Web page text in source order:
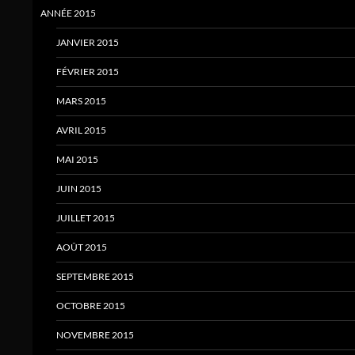
ANNÉE 2015
JANVIER 2015
FÉVRIER 2015
MARS 2015
AVRIL 2015
MAI 2015
JUIN 2015
JUILLET 2015
AOÛT 2015
SEPTEMBRE 2015
OCTOBRE 2015
NOVEMBRE 2015